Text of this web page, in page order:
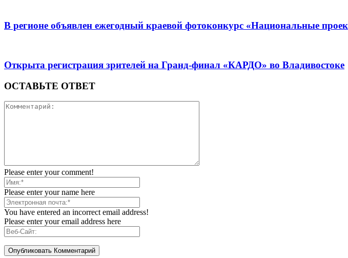
В регионе объявлен ежегодный краевой фотоконкурс «Национальные
Открыта регистрация зрителей на Гранд-финал «КАРДО» во Владивостоке
ОСТАВЬТЕ ОТВЕТ
Please enter your comment!
Please enter your name here
You have entered an incorrect email address!
Please enter your email address here